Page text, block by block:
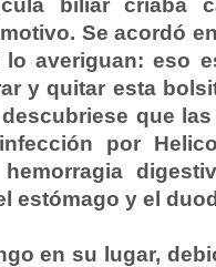
biliar criaba
Se acordó
averiguan: eso
y quitar esta
que
por
hemorragia
estómago y el
en su lugar,